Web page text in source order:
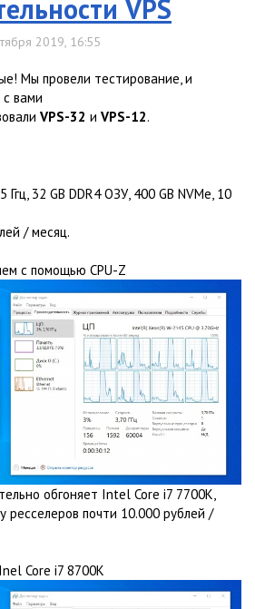
VPS
2019, 16:55
Мы провели тестирование, и
вами
VPS-32 и VPS-12.
32 GB DDR4 ОЗУ, 400 GB NVMe, 10
/ месяц.
с помощью CPU-Z
обгоняет Intel Core i7 7700K,
ресселеров почти 10.000 рублей /
Core i7 8700K